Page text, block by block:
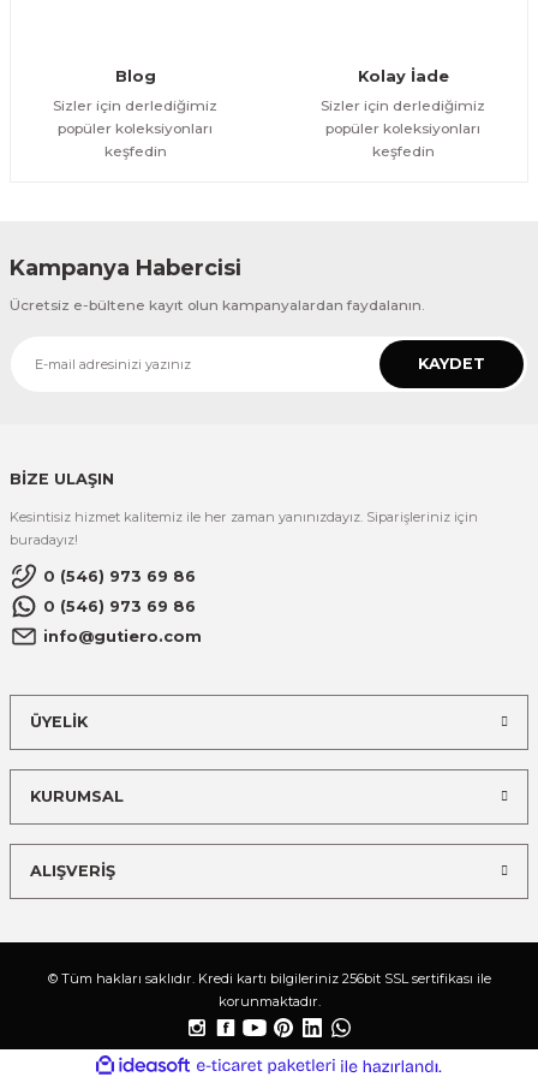
Blog
Sizler için derlediğimiz
popüler koleksiyonları
keşfedin
Kolay İade
Sizler için derlediğimiz
popüler koleksiyonları
keşfedin
Kampanya Habercisi
Ücretsiz e-bültene kayıt olun kampanyalardan faydalanın.
KAYDET
BİZE ULAŞIN
Kesintisiz hizmet kalitemiz ile her zaman yanınızdayız. Siparişleriniz için
buradayız!
0 (546) 973 69 86
0 (546) 973 69 86
info@gutiero.com
ÜYELİK
KURUMSAL
ALIŞVERİŞ
© Tüm hakları saklıdır. Kredi kartı bilgileriniz 256bit SSL sertifikası ile
korunmaktadır.
ideasoft e-